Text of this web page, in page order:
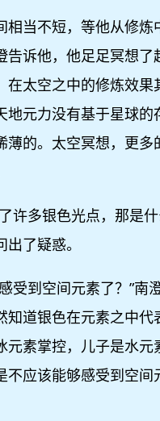
相当不短，等他从修炼
告诉他，他足足冥想了
在太空之中的修炼效果
地元力没有基于星球的
薄的。太空冥想，更多
许多银色光点，那是
了疑惑。
受到空间元素了？”南
知道银色在元素之中代
元素掌控，儿子是水元
不应该能够感受到空间